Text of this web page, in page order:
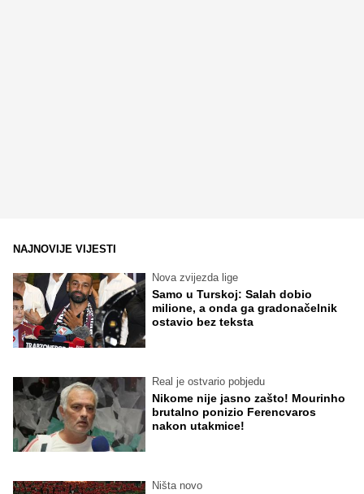
NAJNOVIJE VIJESTI
Nova zvijezda lige
Samo u Turskoj: Salah dobio
milione, a onda ga gradonačelnik
ostavio bez teksta
Real je ostvario pobjedu
Nikome nije jasno zašto! Mourinho
brutalno ponizio Ferencvaros
nakon utakmice!
Ništa novo